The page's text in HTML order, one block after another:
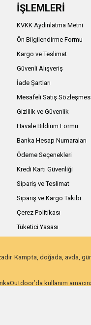
İŞLEMLERİ
KVKK Aydınlatma Metni
Ön Bilgilendirme Formu
Kargo ve Teslimat
Güvenli Alışveriş
İade Şartları
Mesafeli Satış
Gizlilik ve Güvenlik
Havale Bildirim Formu
Banka Hesap Numaraları
Ödeme Seçenekleri
Kredi Kartı Güvenliği
Sipariş ve Teslimat
Sipariş ve Kargo Takibi
Çerez Politikası
Tüketici Yasası
Kampta, doğada, avda,
kullanım